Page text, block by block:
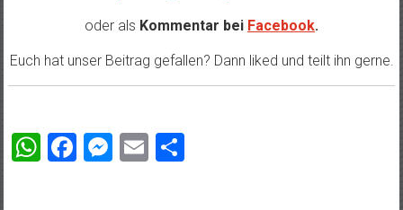
oder als Kommentar bei Facebook.
Euch hat unser Beitrag gefallen? Dann liked und teilt ihn gerne.
WhatsApp
Facebook
Messenger
EmailTeilen